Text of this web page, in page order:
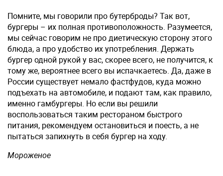
Помните, мы говорили про бутерброды? Так вот,
бургеры – их полная противоположность. Разумеется,
мы сейчас говорим не про диетическую сторону этого
блюда, а про удобство их употребления. Держать
бургер одной рукой у вас, скорее всего, не получится, к
тому же, вероятнее всего вы испачкаетесь. Да, даже в
России существует немало фастфудов, куда можно
подъехать на автомобиле, и подают там, как правило,
именно гамбургеры. Но если вы решили
воспользоваться таким рестораном быстрого
питания, рекомендуем остановиться и поесть, а не
пытаться запихнуть в себя бургер на ходу.
Мороженое